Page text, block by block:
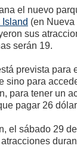
el nuevo
(en Nueva
sus
serán 19.
prevista para
sino para
para tener un
pagar 26
el sábado 29